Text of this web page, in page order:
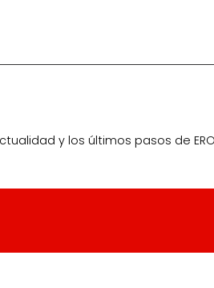
y los últimos pasos de